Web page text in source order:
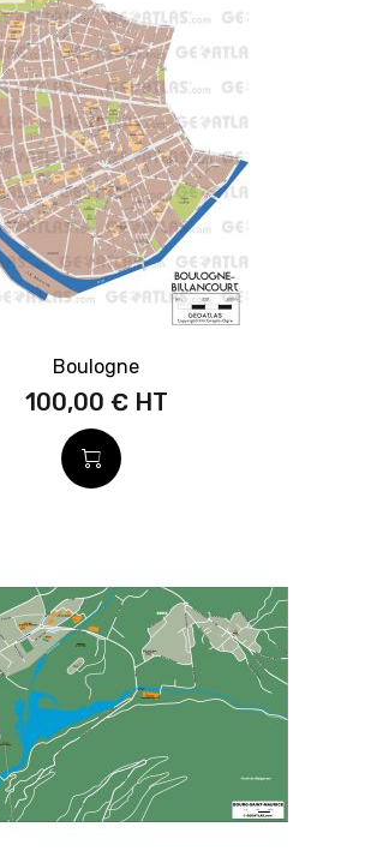
Boulogne
100,00 €